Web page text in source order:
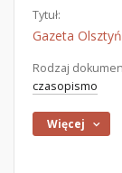
Tytuł:
Gazeta
Rodzaj
czasopismo
Więcej